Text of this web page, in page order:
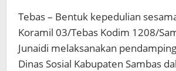
Tebas – Bentuk kepedulian
Koramil 03/Tebas Kodim 1208/
Junaidi melaksanakan
Dinas Sosial Kabupaten Sambas